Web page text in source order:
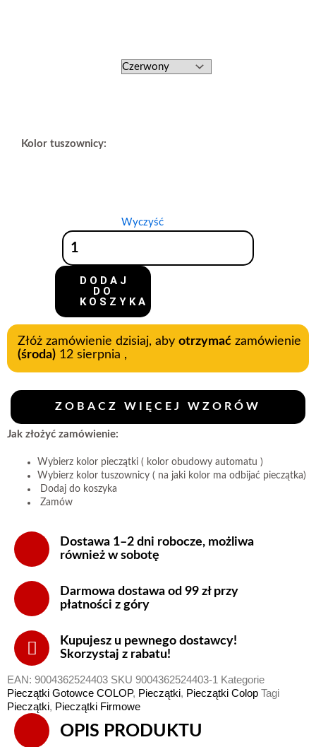
Kolor tuszownicy:
Wyczyść
DODAJ
DO
KOSZYKA
Złóż zamówienie dzisiaj, aby otrzymać zamówienie
(środa) 12 sierpnia ,
ZOBACZ WIĘCEJ WZORÓW
Jak złożyć zamówienie:
Wybierz kolor pieczątki ( kolor obudowy automatu )
Wybierz kolor tuszownicy ( na jaki kolor ma odbijać pieczątka)
Dodaj do koszyka
Zamów
Dostawa 1–2 dni robocze, możliwa
również w sobotę
Darmowa dostawa od 99 zł przy
płatności z góry
Kupujesz u pewnego dostawcy!
Skorzystaj z rabatu!
EAN: 9004362524403 SKU 9004362524403-1 Kategorie
Pieczątki Gotowce COLOP, Pieczątki, Pieczątki Colop Tagi
Pieczątki, Pieczątki Firmowe
OPIS PRODUKTU